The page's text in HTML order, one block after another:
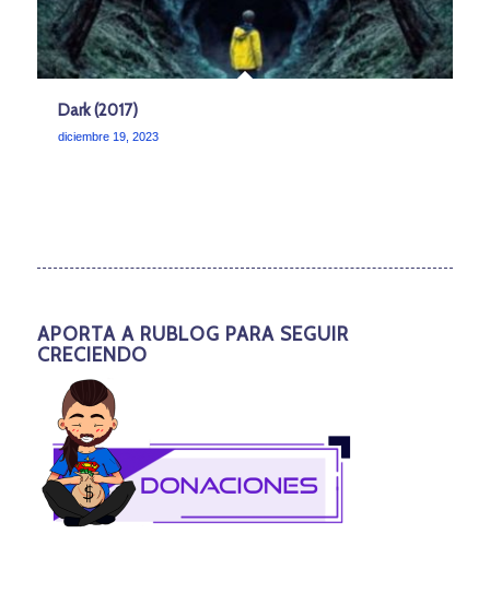
Dark (2017)
diciembre 19, 2023
APORTA A RUBLOG PARA SEGUIR
CRECIENDO